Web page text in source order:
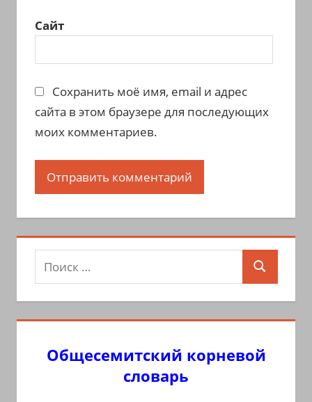
Сайт
Сохранить моё имя, email и адрес
сайта в этом браузере для последующих
моих комментариев.
Поиск
для:
Поиск
Общесемитский корневой
словарь